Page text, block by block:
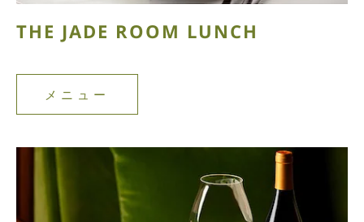
THE JADE ROOM LUNCH
メニュー
メ
ニ
ー